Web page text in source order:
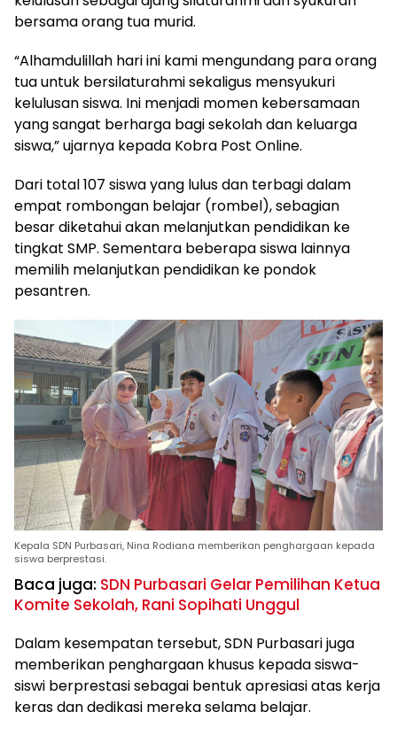
bersama orang tua murid.
“Alhamdulillah hari ini kami mengundang para orang
tua untuk bersilaturahmi sekaligus mensyukuri
kelulusan siswa. Ini menjadi momen kebersamaan
yang sangat berharga bagi sekolah dan keluarga
siswa,” ujarnya kepada Kobra Post Online.
Dari total 107 siswa yang lulus dan terbagi dalam
empat rombongan belajar (rombel), sebagian
besar diketahui akan melanjutkan pendidikan ke
tingkat SMP. Sementara beberapa siswa lainnya
memilih melanjutkan pendidikan ke pondok
pesantren.
Kepala SDN Purbasari, Nina Rodiana memberikan penghargaan kepada
siswa berprestasi.
Baca juga: SDN Purbasari Gelar Pemilihan Ketua
Komite Sekolah, Rani Sopihati Unggul
Dalam kesempatan tersebut, SDN Purbasari juga
memberikan penghargaan khusus kepada siswa-
siswi berprestasi sebagai bentuk apresiasi atas kerja
keras dan dedikasi mereka selama belajar.